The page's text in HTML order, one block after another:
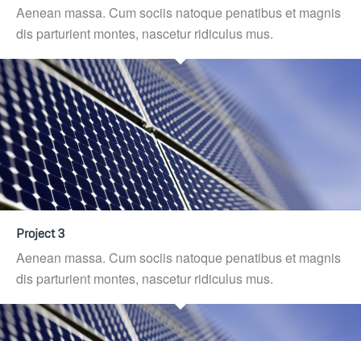
Aenean massa. Cum sociis natoque penatibus et magnis
dis parturient montes, nascetur ridiculus mus.
Project 3
Aenean massa. Cum sociis natoque penatibus et magnis
dis parturient montes, nascetur ridiculus mus.